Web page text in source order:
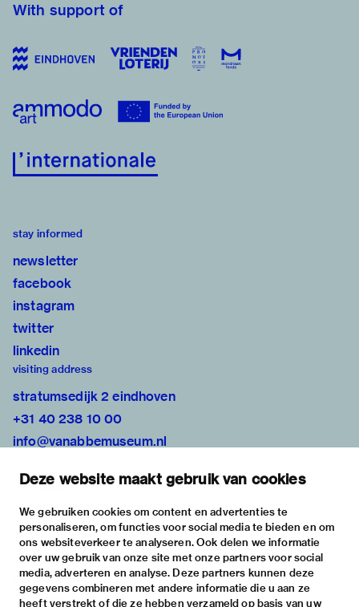
Deze website maakt gebruik van cookies
We gebruiken cookies om content en advertenties te
personaliseren, om functies voor social media te bieden en om
ons websiteverkeer te analyseren. Ook delen we informatie
over uw gebruik van onze site met onze partners voor social
media, adverteren en analyse. Deze partners kunnen deze
gegevens combineren met andere informatie die u aan ze
heeft verstrekt of die ze hebben verzameld op basis van uw
With support of
stay informed
newsletter
facebook
instagram
twitter
linkedin
visiting address
stratumsedijk 2 eindhoven
+31 40 238 10 00
info@vanabbemuseum.nl
exhibitions
activities
practical information
about
the museum
the collection